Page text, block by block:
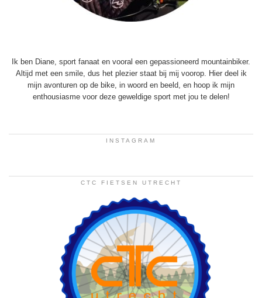
Ik ben Diane, sport fanaat en vooral een gepassioneerd mountainbiker.
Altijd met een smile, dus het plezier staat bij mij voorop. Hier deel ik
mijn avonturen op de bike, in woord en beeld, en hoop ik mijn
enthousiasme voor deze geweldige sport met jou te delen!
INSTAGRAM
CTC FIETSEN UTRECHT